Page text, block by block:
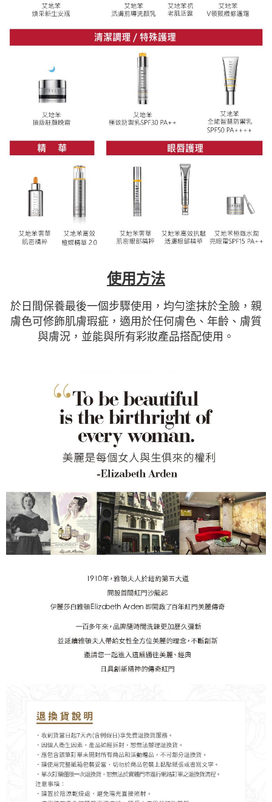
使用方法
於日間保養最後一個步驟使用，均勻塗抹於全臉，親
膚色可修飾肌膚瑕疵，適用於任何膚色、年齡、膚質
與膚況，並能與所有彩妝產品搭配使用。